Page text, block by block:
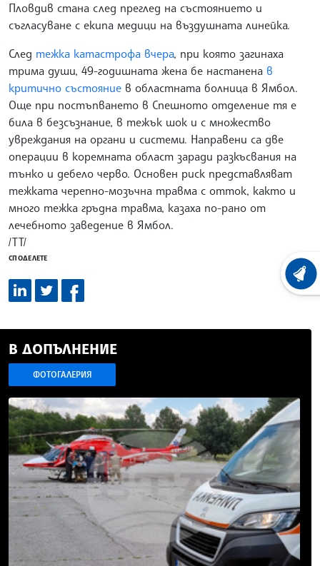
Пловдив стана след преглед на състоянието и
съгласуване с екипа медици на въздушната линейка.
След тежка катастрофа вчера, при която загинаха
трима души, 49-годишната жена бе настанена в
критично състояние в областната болница в Ямбол.
Още при постъпването в Спешното отделение тя е
била в безсъзнание, в тежък шок и с множество
увреждания на органи и системи. Направени са две
операции в коремната област заради разкъсвания на
тънко и дебело черво. Основен риск представляват
тежката черепно-мозъчна травма с отток, както и
много тежка гръдна травма, казаха по-рано от
лечебното заведение в Ямбол.
/ТТ/
СПОДЕЛЕТЕ
В ДОПЪЛНЕНИЕ
ФОТОГАЛЕРИЯ